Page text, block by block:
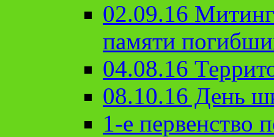
02.09.16
памяти
04.08.16
08.10.16 День
1-е первенство